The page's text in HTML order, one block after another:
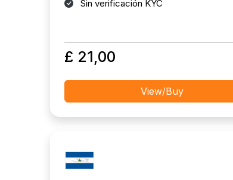
Sin verificación KYC
£ 21,00
View/Buy